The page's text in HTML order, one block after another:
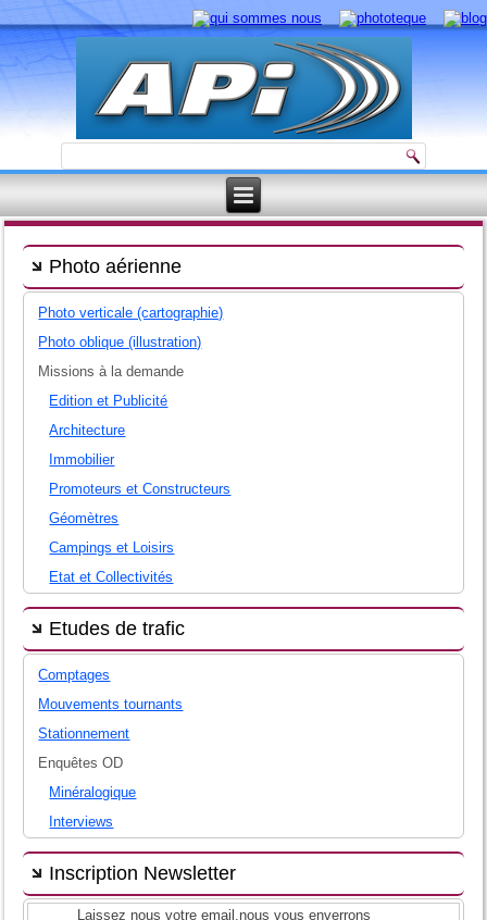
Photo aérienne
Photo verticale (cartographie)
Photo oblique (illustration)
Missions à la demande
Edition et Publicité
Architecture
Immobilier
Promoteurs et Constructeurs
Géomètres
Campings et Loisirs
Etat et Collectivités
Etudes de trafic
Comptages
Mouvements tournants
Stationnement
Enquêtes OD
Minéralogique
Interviews
Inscription Newsletter
Laissez nous votre email,nous vous enverrons